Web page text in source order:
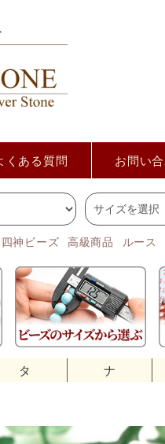
くある質問 お問い
四神ビーズ 高級商品 ルース
タ ナ